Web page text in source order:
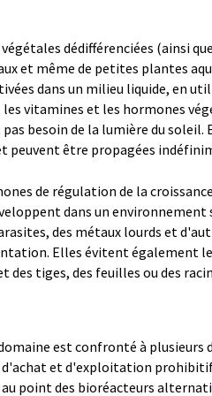
dédifférenciées (ainsi
et même de petites plantes
dans un milieu liquide, en
les vitamines et les hormones
besoin de la lumière du soleil.
peuvent être propagées
de régulation de la
dans un
des métaux lourds et
Elles évitent également
tiges, des feuilles ou des
est confronté à plusieurs
et d'exploitation
point des bioréacteurs